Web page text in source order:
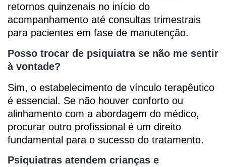
retornos quinzenais no início do
acompanhamento até consultas trimestrais
para pacientes em fase de manutenção.
Posso trocar de psiquiatra se não me sentir
à vontade?
Sim, o estabelecimento de vínculo terapêutico
é essencial. Se não houver conforto ou
alinhamento com a abordagem do médico,
procurar outro profissional é um direito
fundamental para o sucesso do tratamento.
Psiquiatras atendem crianças e